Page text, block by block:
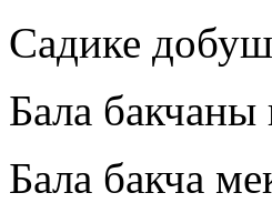
Садике
Бала бакчаны
Бала бакча